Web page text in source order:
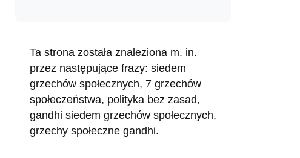
Ta strona została znaleziona m. in.
przez następujące frazy: siedem
grzechów społecznych, 7 grzechów
społeczeństwa, polityka bez zasad,
gandhi siedem grzechów społecznych,
grzechy społeczne gandhi.